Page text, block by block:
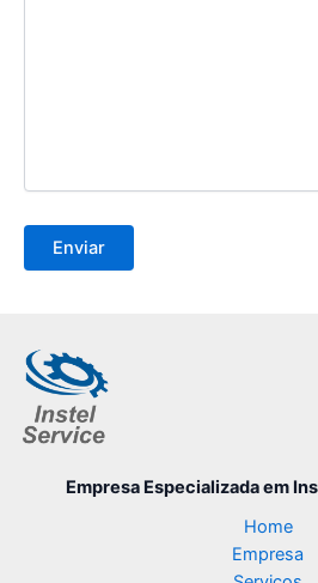
Empresa Especializadaem
Home
Empresa